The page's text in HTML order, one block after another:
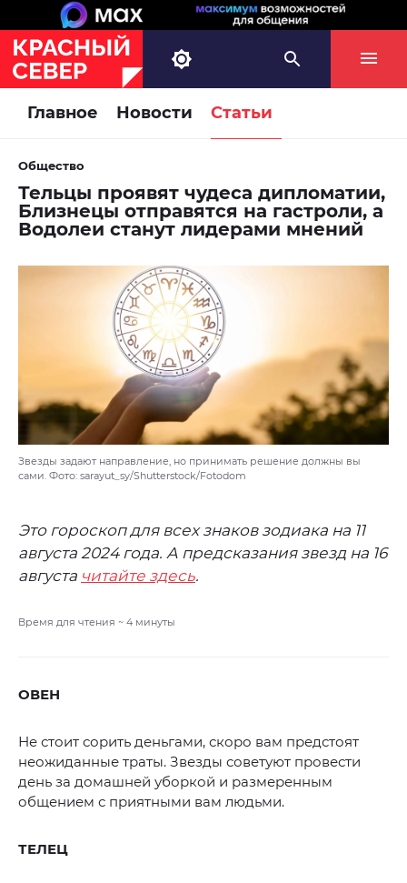
Главное Новости Статьи
Общество
Тельцы проявят чудеса дипломатии,
Близнецы отправятся на гастроли, а
Водолеи станут лидерами мнений
Звезды задают направление, но принимать решение должны вы
сами. Фото: sarayut_sy/Shutterstock/Fotodom
Это гороскоп для всех знаков зодиака на 11
августа 2024 года. А предсказания звезд на 16
августа читайте здесь.
Время для чтения ~ 4 минуты
ОВЕН
Не стоит сорить деньгами, скоро вам предстоят
неожиданные траты. Звезды советуют провести
день за домашней уборкой и размеренным
общением с приятными вам людьми.
ТЕЛЕЦ